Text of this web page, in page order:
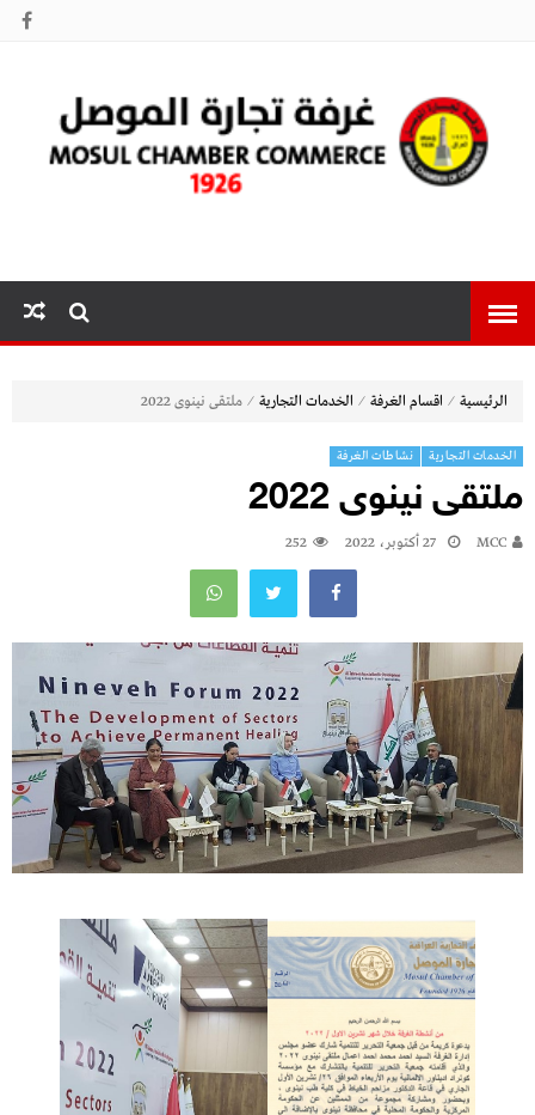
الموصل
الرئيسية ⁄ اقسام الغرفة ⁄ الخدمات التجارية ⁄ ملتقى نينوى 2022
الخدمات التجارية نشاطات الغرفة
ملتقى نينوى 2022
MCC 27 أكتوبر، 2022 252